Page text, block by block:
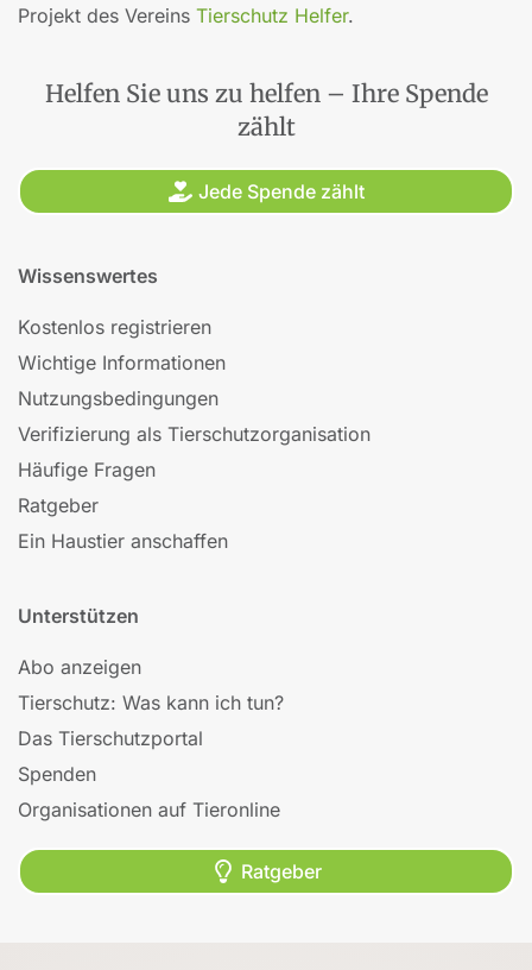
Projekt des Vereins Tierschutz Helfer.
Helfen Sie uns zu helfen – Ihre Spende
zählt
Jede Spende zählt
Wissenswertes
Kostenlos registrieren
Wichtige Informationen
Nutzungsbedingungen
Verifizierung als Tierschutzorganisation
Häufige Fragen
Ratgeber
Ein Haustier anschaffen
Unterstützen
Abo anzeigen
Tierschutz: Was kann ich tun?
Das Tierschutzportal
Spenden
Organisationen auf Tieronline
Ratgeber